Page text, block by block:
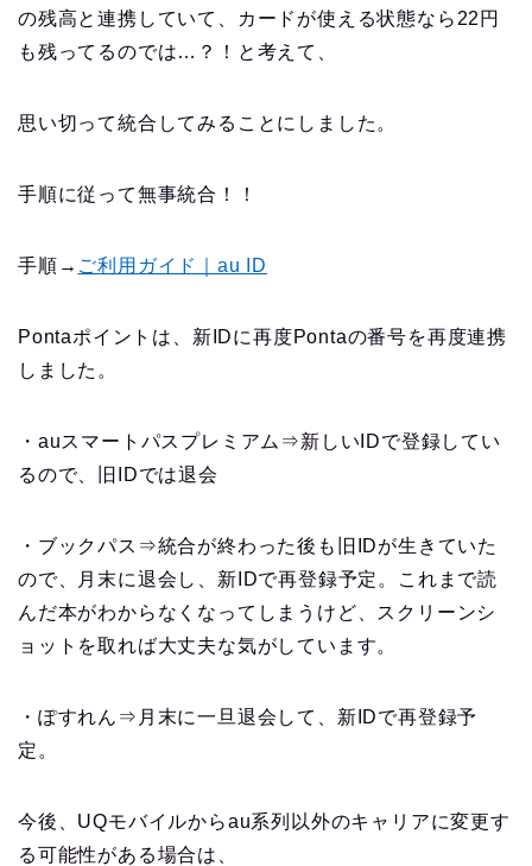
の残高と連携していて、カードが使える状態なら22円
も残ってるのでは…？！と考えて、
思い切って統合してみることにしました。
手順に従って無事統合！！
手順→ ご利用ガイド｜au ID
Pontaポイントは、新IDに再度Pontaの番号を再度連携
しました。
・auスマートパスプレミアム⇒新しいIDで登録してい
るので、旧IDでは退会
・ブックパス⇒統合が終わった後も旧IDが生きていた
ので、月末に退会し、新IDで再登録予定。これまで読
んだ本がわからなくなってしまうけど、スクリーンシ
ョットを取れば大丈夫な気がしています。
・ぽすれん⇒月末に一旦退会して、新IDで再登録予
定。
今後、UQモバイルからau系列以外のキャリアに変更す
る可能性がある場合は、